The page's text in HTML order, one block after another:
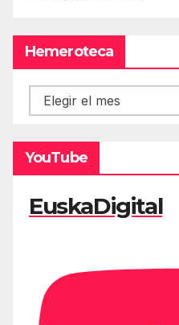
Hemeroteca
Hemeroteca
YouTube
EuskaDigital